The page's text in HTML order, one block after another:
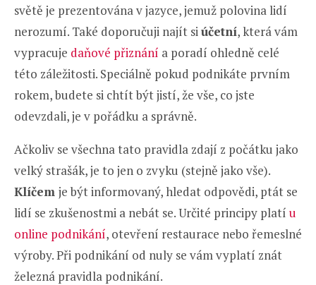
světě je prezentována v jazyce, jemuž polovina lidí
nerozumí. Také doporučuji najít siúčetní, která vám
vypracuje daňové přiznání a poradí ohledně celé
této záležitosti. Speciálně pokud podnikáte prvním
rokem, budete si chtít být jistí, že vše, co jste
odevzdali, je v pořádku a správně.
Ačkoliv se všechna tato pravidla zdají z počátku jako
velký strašák, je to jen o zvyku (stejně jako vše).
Klíčem je být informovaný, hledat odpovědi, ptát se
lidí se zkušenostmi a nebát se. Určité principy platí u
online podnikání, otevření restaurace nebo řemeslné
výroby. Při podnikání od nuly se vám vyplatí znát
železná pravidla podnikání.